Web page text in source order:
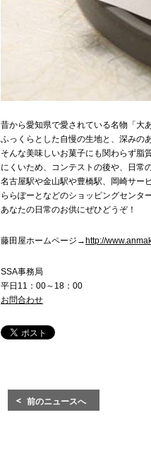
昔から愛知県で愛されている名物「大
ふっくらとした自慢の生地と、深みの
そんな美味しいお菓子にも関わらず
にくいため、コンテストの後や、日常
名古屋駅や金山駅や豊橋駅、岡崎サー
ららぽーとなどのショッピングセンタ
あなたの日常のお供にぜひどうぞ！
藤田屋ホームページ→ http://
SSA事務局
平日11：00～18：00
お問合わせ
前のニュースへ